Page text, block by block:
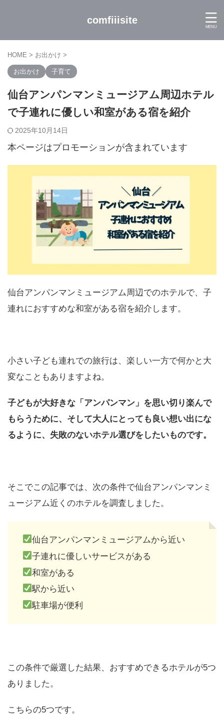
comfiiisite
HOME > お出かけ >
お出かけ 子育て
仙台アンパンマンミュージアム周辺ホテル
で子連れに優しい和室がある宿を紹介
2025年10月14日
本ページはプロモーションが含まれています
仙台アンパンマンミュージアム周辺でのホテルで、子
連れにおすすめな和室がある宿を紹介します。
小さい子ども連れでの旅行は、楽しい一方で何かと大
変なこともありますよね。
子どもが大好きな「アンパンマン」を思い切り楽んで
もらうために、そして大人にとっても良い想い出にな
るように、失敗のないホテル選びをしたいものです。
そこでこの記事では、次の条件で仙台アンパンマンミ
ュージアム近くのホテルを調査しました。
仙台アンパンマンミュージアムから近い
子連れに優しいサービスがある
和室がある
駅から近い
駐車場が便利
この条件で厳選した結果、おすすめできるホテルが5つ
ありました。
こちらの5つです。